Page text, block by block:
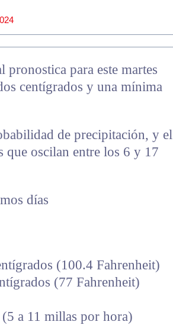
para este martes
centígrados y una mínima
de precipitación, y el
que oscilan entre los 6 y 17
días
(100.4 Fahrenheit)
(77 Fahrenheit)
a 11 millas por hora)